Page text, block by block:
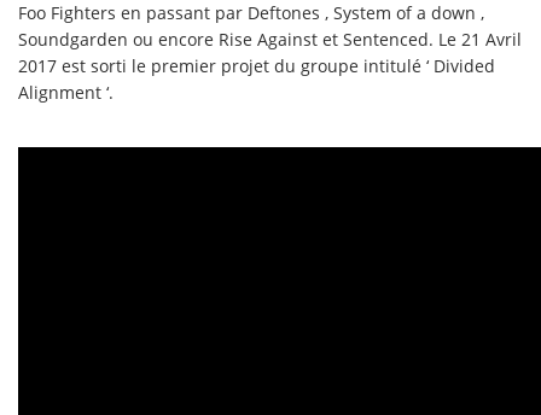
Foo Fighters en passant par Deftones , System of a down ,
Soundgarden ou encore Rise Against et Sentenced. Le 21 Avril
2017 est sorti le premier projet du groupe intitulé ‘ Divided
Alignment ‘.